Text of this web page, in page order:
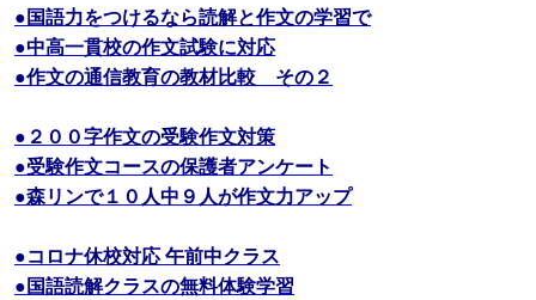
●国語力をつけるなら読解と作文の学習で
●中高一貫校の作文試験に対応
●作文の通信教育の教材比較 その２
●２００字作文の受験作文対策
●受験作文コースの保護者アンケート
●森リンで１０人中９人が作文力アップ
●コロナ休校対応 午前中クラス
●国語読解クラスの無料体験学習